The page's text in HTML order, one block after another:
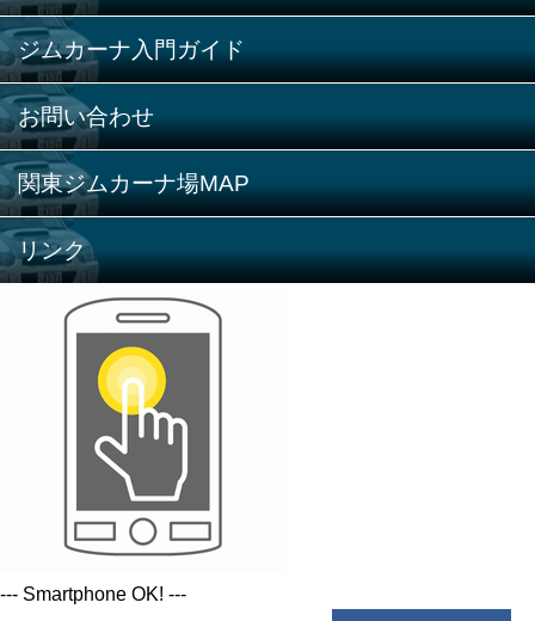
ジムカーナ入門ガイド
お問い合わせ
関東ジムカーナ場MAP
リンク
--- Smartphone OK! ---